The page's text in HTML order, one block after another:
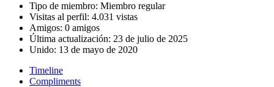
Tipo de miembro: Miembro regular
Visitas al perfil: 4.031 vistas
Amigos: 0 amigos
Última actualización: 23 de julio de 2025
Unido: 13 de mayo de 2020
Timeline
Compliments